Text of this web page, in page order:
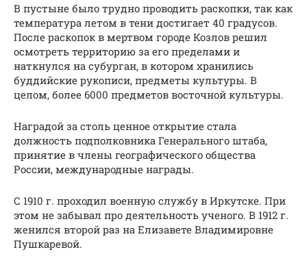
В пустыне было трудно проводить раскопки, так как
температура летом в тени достигает 40 градусов.
После раскопок в мертвом городе Козлов решил
осмотреть территорию за его пределами и
наткнулся на субурган, в котором хранились
буддийские рукописи, предметы культуры. В
целом, более 6000 предметов восточной культуры.
Наградой за столь ценное открытие стала
должность подполковника Генерального штаба,
принятие в члены географического общества
России, международные награды.
С 1910 г. проходил военную службу в Иркутске. При
этом не забывал про деятельность ученого. В 1912 г.
женился второй раз на Елизавете Владимировне
Пушкаревой.